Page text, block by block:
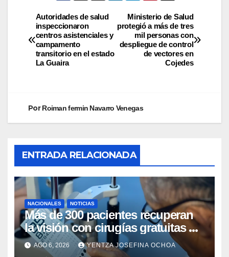
Ministerio de Salud
protegió a más de tres
mil personas con
despliegue de control
de vectores en
Cojedes
Autoridades de salud
inspeccionaron
centros asistenciales y
campamento
transitorio en el estado
La Guaira
PorRoiman fermin Navarro Venegas
ENTRADA RELACIONADA
NACIONALES NOTICIAS
Más de 300 pacientes recuperan
la visión con cirugías gratuitas de
cataratas en Zulia
AGO 6, 2026 YENTZA JOSEFINA OCHOA